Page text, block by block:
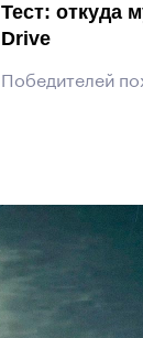
Тест: откуда
Drive
Победителей